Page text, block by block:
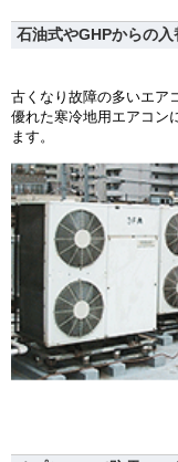
石油式やGHPからの入
古くなり故障の多いエア
優れた寒冷地用エアコン
ます。